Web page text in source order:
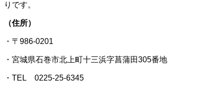
りです。
（住所）
・〒986-0201
・宮城県石巻市北上町十三浜字菖蒲田305番地
・TEL 0225-25-6345